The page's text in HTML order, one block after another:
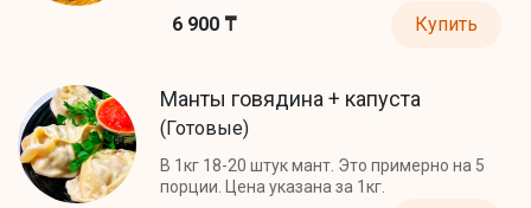
6 900 ₸ Купить
Манты говядина + капуста
(Готовые)
В 1кг 18-20 штук мант. Это примерно на 5
порции. Цена указана за 1кг.